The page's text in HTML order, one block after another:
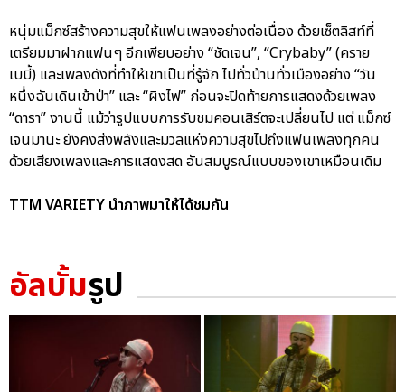
หนุ่มแม็กซ์สร้างความสุขให้แฟนเพลงอย่างต่อเนื่อง ด้วยเซ็ตลิสท์ที่
เตรียมมาฝากแฟนๆ อีกเพียบอย่าง “ชัดเจน”, “Crybaby” (คราย
เบบี้) และเพลงดังที่ทำให้เขาเป็นที่รู้จัก ไปทั่วบ้านทั่วเมืองอย่าง “วัน
หนึ่งฉันเดินเข้าป่า” และ “ผิงไฟ” ก่อนจะปิดท้ายการแสดงด้วยเพลง
“ดารา” งานนี้ แม้ว่ารูปแบบการรับชมคอนเสิร์ตจะเปลี่ยนไป แต่ แม็กซ์
เจนมานะ ยังคงส่งพลังและมวลแห่งความสุขไปถึงแฟนเพลงทุกคน
ด้วยเสียงเพลงและการแสดงสด อันสมบูรณ์แบบของเขาเหมือนเดิม
TTM VARIETY นำภาพมาให้ได้ชมกัน
อัลบั้มรูป